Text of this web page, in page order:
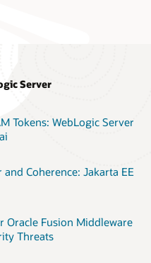
Server
Tokens: WebLogic Server
Coherence: Jakarta EE
Oracle Fusion Middleware
Threats